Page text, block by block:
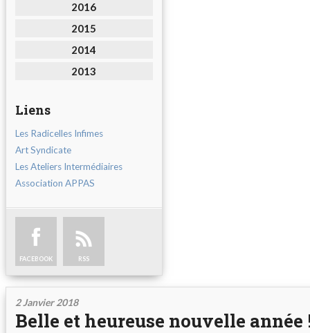
2016
2015
2014
2013
Liens
Les Radicelles Infimes
Art Syndicate
Les Ateliers Intermédiaires
Association APPAS
FACEBOOK RSS
2 Janvier 2018
Belle et heureuse nouvelle année